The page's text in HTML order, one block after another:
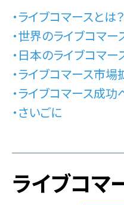
・ライブコマースとは？
・世界のライブコマ
・日本のライブコマ
・ライブコマース市
・ライブコマース成
・さいごに
ライブコマ